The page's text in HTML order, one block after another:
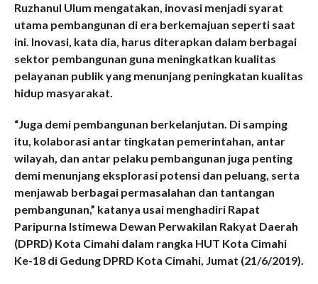
Ruzhanul Ulum mengatakan, inovasi menjadi syarat
utama pembangunan di era berkemajuan seperti saat
ini. Inovasi, kata dia, harus diterapkan dalam berbagai
sektor pembangunan guna meningkatkan kualitas
pelayanan publik yang menunjang peningkatan kualitas
hidup masyarakat.
“Juga demi pembangunan berkelanjutan. Di samping
itu, kolaborasi antar tingkatan pemerintahan, antar
wilayah, dan antar pelaku pembangunan juga penting
demi menunjang eksplorasi potensi dan peluang, serta
menjawab berbagai permasalahan dan tantangan
pembangunan,” katanya usai menghadiri Rapat
Paripurna Istimewa Dewan Perwakilan Rakyat Daerah
(DPRD) Kota Cimahi dalam rangka HUT Kota Cimahi
Ke-18 di Gedung DPRD Kota Cimahi, Jumat (21/6/2019).